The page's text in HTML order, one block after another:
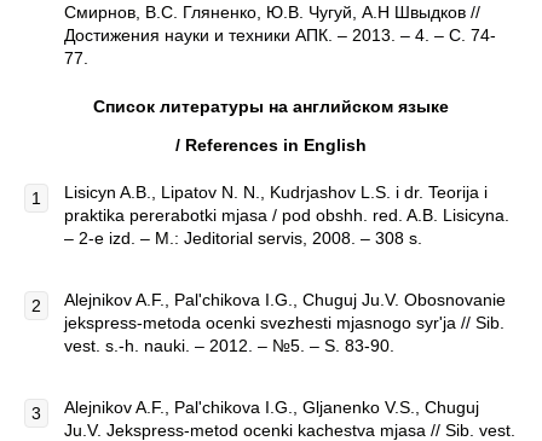
Смирнов, В.С. Гляненко, Ю.В. Чугуй, А.Н Швыдков //
Достижения науки и техники АПК. – 2013. – 4. – С. 74-
77.
Список литературы на английском языке
/ References in English
Lisicyn A.B., Lipatov N. N., Kudrjashov L.S. i dr. Teorija i
praktika pererabotki mjasa / pod obshh. red. A.B. Lisicyna.
– 2-e izd. – M.: Jeditorial servis, 2008. – 308 s.
Alejnikov A.F., Pal'chikova I.G., Chuguj Ju.V. Obosnovanie
jekspress-metoda ocenki svezhesti mjasnogo syr'ja // Sib.
vest. s.-h. nauki. – 2012. – №5. – S. 83-90.
Alejnikov A.F., Pal'chikova I.G., Gljanenko V.S., Chuguj
Ju.V. Jekspress-metod ocenki kachestva mjasa // Sib. vest.